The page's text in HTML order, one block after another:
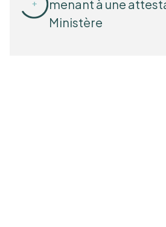
menant à une
Ministère